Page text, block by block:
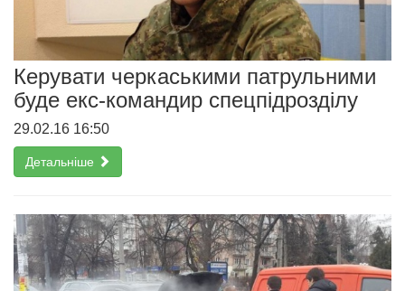
Керувати черкаськими патрульними
буде екс-командир спецпідрозділу
29.02.16 16:50
Детальніше